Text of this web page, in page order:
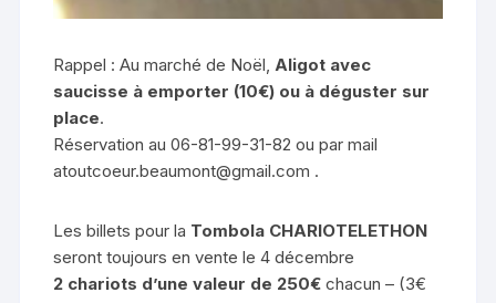
Rappel : Au marché de Noël,Aligot avec
saucisse à emporter (10€) ou à déguster sur
place.
Réservation au 06-81-99-31-82 ou par mail
atoutcoeur.beaumont@gmail.com .
Les billets pour la Tombola CHARIOTELETHON
seront toujours en vente le 4 décembre
2 chariots d’une valeur de 250€chacun – (3€